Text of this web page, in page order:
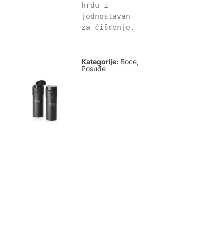
hrđu i
jednostavan
za čišćenje.
Kategorije: Boce,
Posuđe